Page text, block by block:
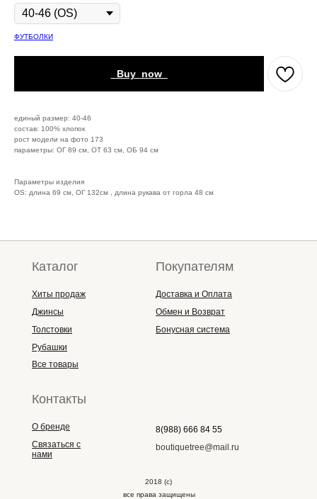
ФУТБОЛКИ
_Buy_now_
единый размер: 40-46
состав: 100% хлопок
рост модели на фото 173
параметры: ОГ 89 см, ОТ 63 см, ОБ 94 см
Параметры изделия
ОS: длина 69 см, ОГ 132см , длина рукава от горла 48 см
8(988) 666 84 55
boutiquetree@mail.ru
2018 (с)
все права защищены
Каталог
Хиты продаж
Джинсы
Толстовки
Рубашки
Все товары
Доставка и Оплата
Обмен и Возврат
Бонусная система
О бренде
Связаться с
нами
Покупателям
Контакты